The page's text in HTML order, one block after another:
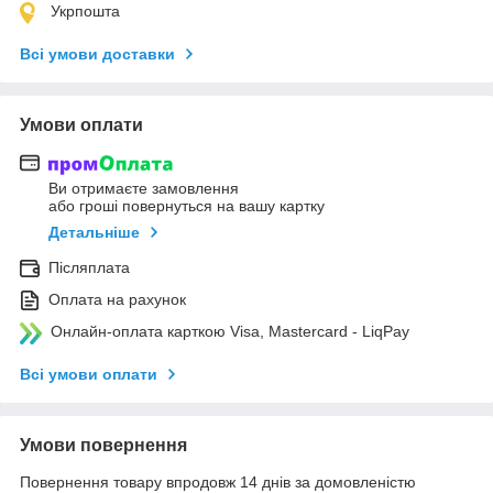
Укрпошта
Всі умови доставки
Умови оплати
Ви отримаєте замовлення
або гроші повернуться на вашу картку
Детальніше
Післяплата
Оплата на рахунок
Онлайн-оплата карткою Visa, Mastercard - LiqPay
Всі умови оплати
Умови повернення
Повернення товару впродовж 14 днів за домовленістю